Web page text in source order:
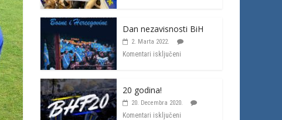
Dan nezavisnosti BiH
2. Marta 2022.
Komentari isključeni
20 godina!
20. Decembra 2020.
Komentari isključeni